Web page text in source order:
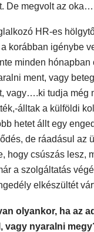
De megvolt az oka…
HR-es
korábban igénybe
minden hónapban
ment, vagy
vagy….ki tudja még
álltak a külföldi
hetet állt egy
de ráadásul az
hogy csúszás lesz,
a szolgáltatás
elkészültét
olyankor, ha az
vagy nyaralni